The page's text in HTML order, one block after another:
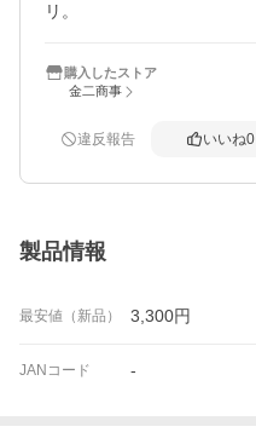
リ。
購入したストア
金二商事
違反報告 いいね0
製品情報
最安値（新品） 3,300円
JANコード -